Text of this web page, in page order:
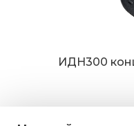
ИДН300